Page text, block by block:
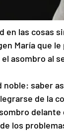
en las cosas
María que
asombro al
noble: saber
de la
delante
los